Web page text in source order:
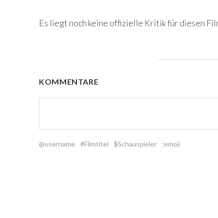
Es liegt noch keine offizielle Kritik für diesen
KOMMENTARE
@username #Filmtitel $Schauspieler :emoji